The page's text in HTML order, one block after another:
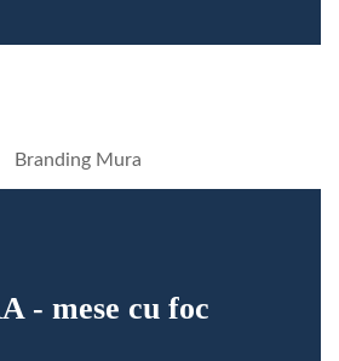
- mese cu foc